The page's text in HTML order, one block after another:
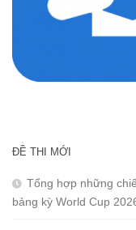
ĐỀ THI MỚI
Tổng hợp những
bảng kỳ World Cup